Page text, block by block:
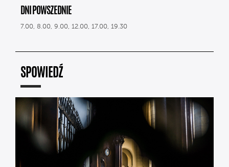
DNI POWSZEDNIE
7.00, 8.00, 9.00, 12.00, 17.00, 19.30
SPOWIEDŹ